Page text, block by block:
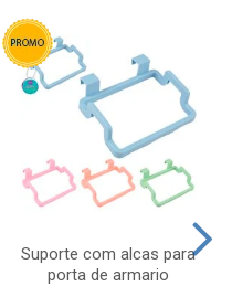
Suporte com alcas para
porta de armario